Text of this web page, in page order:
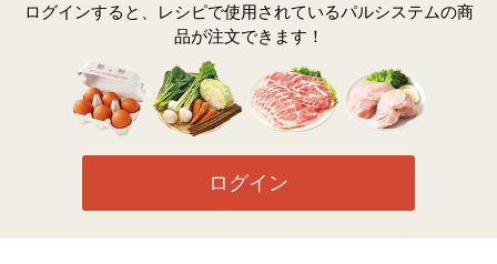
ログインすると、レシピで使用されているパルシステムの商
品が注文できます！
ログイン